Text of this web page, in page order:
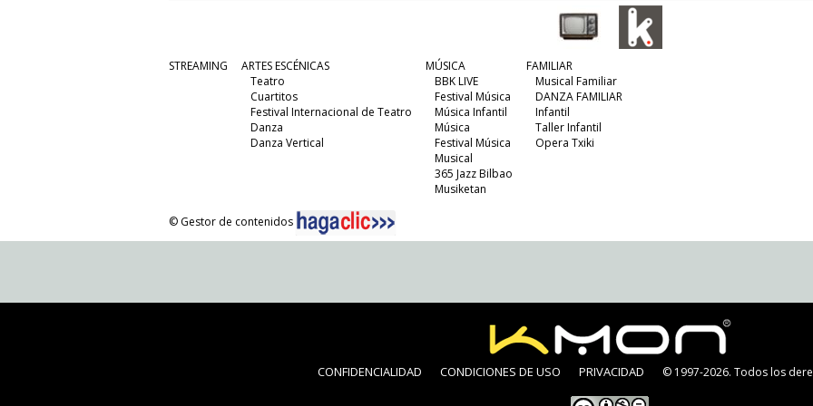
STREAMING
ARTES ESCÉNICAS
Teatro
Cuartitos
Festival Internacional de Teatro
Danza
Danza Vertical
MÚSICA
BBK LIVE
Festival Música
Música Infantil
Música
Festival Música
Musical
365 Jazz Bilbao
Musiketan
FAMILIAR
Musical Familiar
DANZA FAMILIAR
Infantil
Taller Infantil
Opera Txiki
© Gestor de contenidos
CONFIDENCIALIDAD CONDICIONES DE USO PRIVACIDAD © 1997-2026. Todos los